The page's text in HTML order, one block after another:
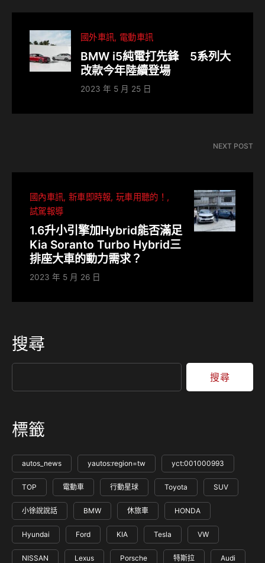
國外車訊 電動車訊
BMW i5純電打先鋒 5系列大
改款今年陸續登場
2023 年 5 月 25 日
NEXT POST
國內車訊 新車即時報 玩車用聽的！
試駕報導
1.6升小引擎加Hybrid能否滿足
Kia Soranto Turbo Hybrid三
排座大車的動力需求？
2023 年 5 月 26 日
搜尋
搜尋
標籤
autos_news yautos:region=tw yct:001000993
TOP 電動車 行動星球 Toyota SUV
小徐說說話 BMW 休旅車 HONDA
Hyundai Ford KIA Tesla VW
NISSAN Lexus Porsche 特斯拉 Audi